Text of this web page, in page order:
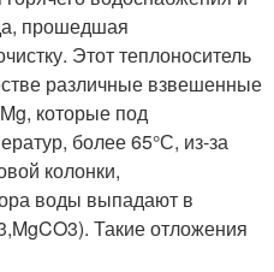
прошедшая
Этот теплоноситель
различные взвешенные
которые под
более 65°С, из-за
колонки,
воды выпадают в
Такие отложения